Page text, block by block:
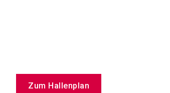
Zum Hallenplan